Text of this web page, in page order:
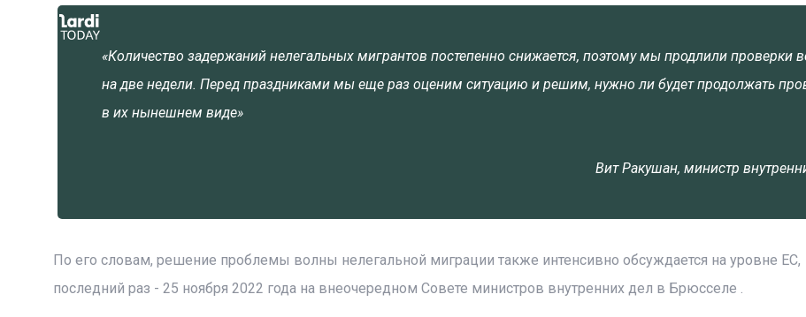
«Количество задержаний нелегальных мигрантов постепенно снижается, поэтому мы продлили проверки
на две недели. Перед праздниками мы еще раз оценим ситуацию и решим, нужно ли будет продолжать
в их нынешнем виде»
Вит Ракушан, министр
По его словам, решение проблемы волны нелегальной миграции также интенсивно обсуждается на уровне ЕС,
последний раз - 25 ноября 2022 года на внеочередном Совете министров внутренних дел в Брюсселе .